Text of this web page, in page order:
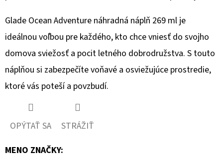
Glade Ocean Adventure náhradná náplň 269 ml je
ideálnou voľbou pre každého, kto chce vniesť do svojho
domova sviežosť a pocit letného dobrodružstva. S touto
náplňou si zabezpečíte voňavé a osviežujúce prostredie,
ktoré vás poteší a povzbudí.
OPÝTAŤ SA
STRÁŽIŤ
MENO ZNAČKY: